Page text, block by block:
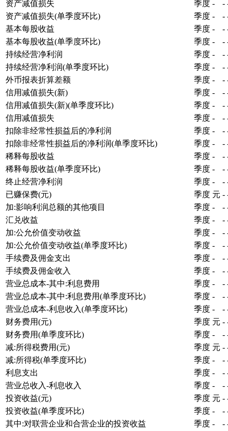
资产减值损失
季度 - -
资产减值损失(单季度环比)
季度 - -
基本每股收益
季度 - -
基本每股收益(单季度环比)
季度 - -
持续经营净利润
季度 - -
持续经营净利润(单季度环比)
季度 - -
外币报表折算差额
季度 - -
信用减值损失(新)
季度 - -
信用减值损失(新)(单季度环比)
季度 - -
信用减值损失
季度 - -
扣除非经常性损益后的净利润
季度 - -
扣除非经常性损益后的净利润(单季度环比)
季度 - -
稀释每股收益
季度 - -
稀释每股收益(单季度环比)
季度 - -
终止经营净利润
季度 - -
已赚保费(元)
季度 元 -
加:影响利润总额的其他项目
季度 - -
汇兑收益
季度 - -
加:公允价值变动收益
季度 - -
加:公允价值变动收益(单季度环比)
季度 - -
手续费及佣金支出
季度 - -
手续费及佣金收入
季度 - -
营业总成本-其中:利息费用
季度 - -
营业总成本-其中:利息费用(单季度环比)
季度 - -
营业总成本-利息收入(单季度环比)
季度 - -
财务费用(元)
季度 元 -
财务费用(单季度环比)
季度 - -
减:所得税费用(元)
季度 元 -
减:所得税(单季度环比)
季度 - -
利息支出
季度 - -
营业总收入-利息收入
季度 - -
投资收益(元)
季度 元 -
投资收益(单季度环比)
季度 - -
其中:对联营企业和合营企业的投资收益
季度 - -